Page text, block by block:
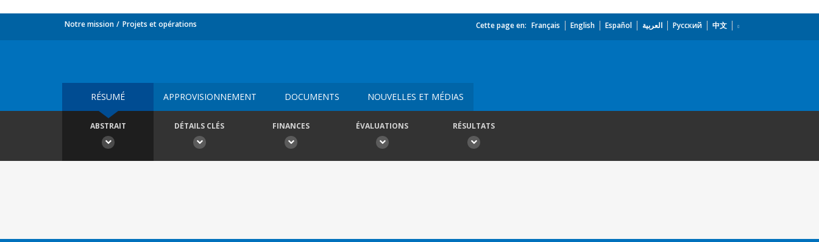
Notre mission Projets et opérations Cette page en: Français English Español العربية Русский 中文
RÉSUMÉ APPROVISIONNEMENT DOCUMENTS NOUVELLES ET MÉDIAS
ABSTRAIT DÉTAILS CLÉS FINANCES ÉVALUATIONS RÉSULTATS